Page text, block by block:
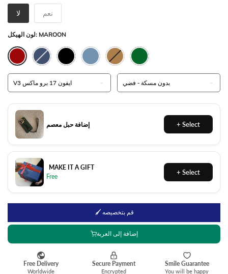
لا نعم
لون الهيكل: MAROON
إضافة حبل معصم
MAKE IT A GIFT
🖌 قم بتخصيصه
إضافة إلى العربة